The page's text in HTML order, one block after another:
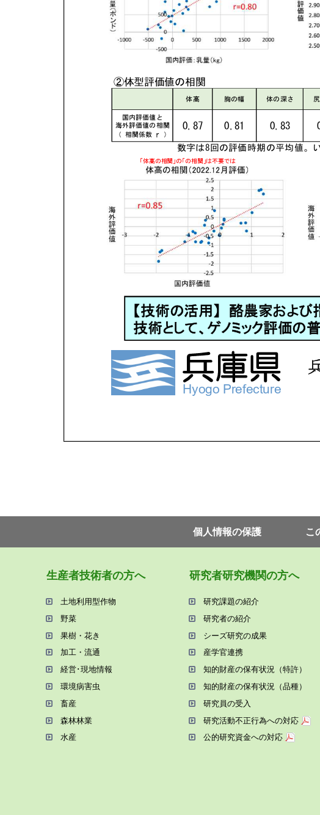
個⼈情報の保護 こ
⽣産者技術者の⽅へ
⼟地利⽤型作物
野菜
果樹・花き
加⼯・流通
経営･現地情報
環境病害⾍
畜産
森林林業
⽔産
研究者研究機関の⽅へ
研究課題の紹介
研究者の紹介
シーズ研究の成果
産学官連携
知的財産の保有状況（特許）
知的財産の保有状況（品種）
研究員の受⼊
研究活動不正⾏為への対応
公的研究資金への対応